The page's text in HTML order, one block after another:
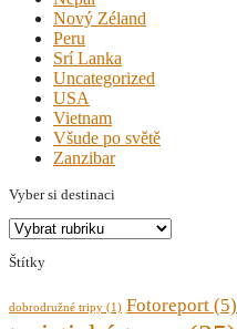
Nový Zéland
Peru
Srí Lanka
Uncategorized
USA
Vietnam
Všude po světě
Zanzibar
Vyber si destinaci
Vyber
destinaci
Štítky
dobrodružné tripy (1) Fotoreport (5)